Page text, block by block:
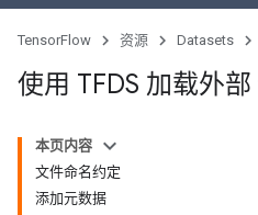
TensorFlow 资源 Datasets
使用 TFDS 加载外
本页内容
文件命名约定
添加元数据